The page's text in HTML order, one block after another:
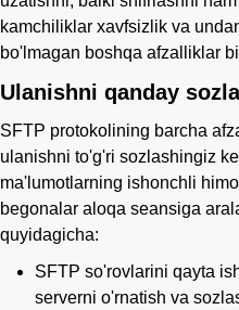
kamchiliklar xavfsizlik va
bo'lmagan boshqa afzalliklar
Ulanishni qanday
SFTP protokolining barcha
ulanishni to'g'ri sozlashingiz
ma'lumotlarning ishonchli
begonalar aloqa seansiga
quyidagicha:
SFTP so'rovlarini qayta
serverni o'rnatish va